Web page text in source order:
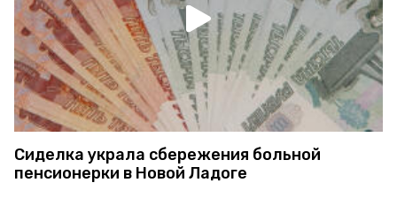
Сиделка украла сбережения больной
пенсионерки в Новой Ладоге